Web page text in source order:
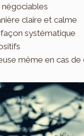
claire et calme
systématique
même en cas